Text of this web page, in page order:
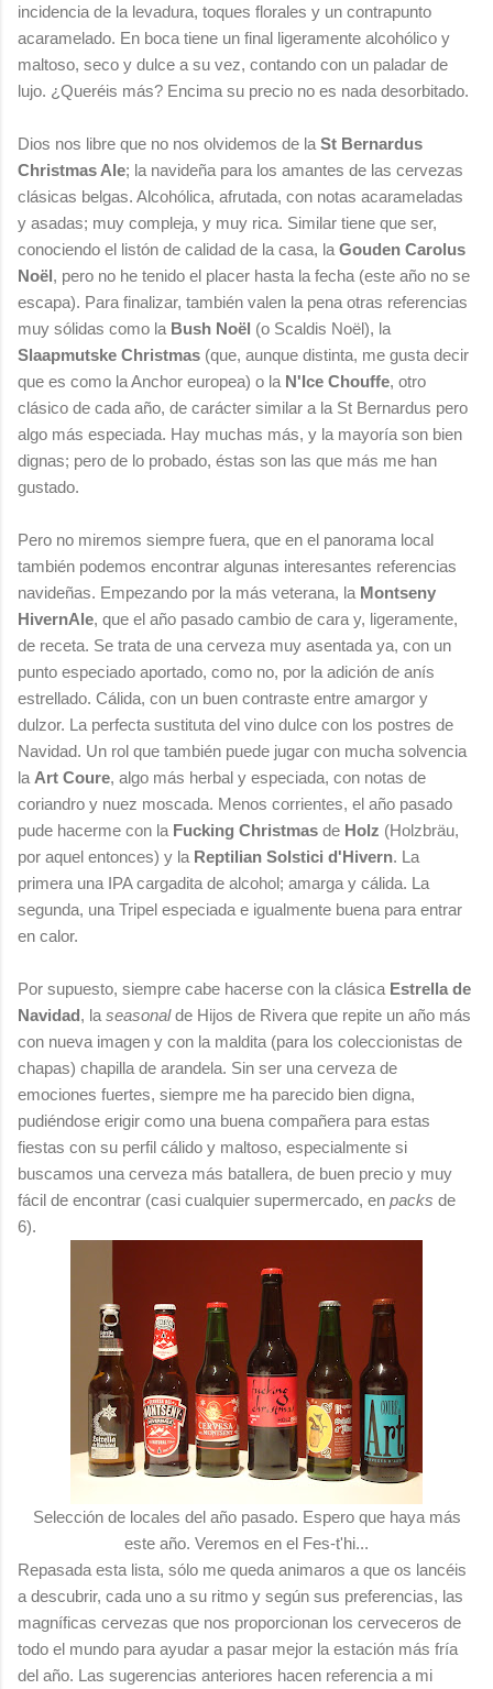
incidencia de la levadura, toques florales y un contrapunto
acaramelado. En boca tiene un final ligeramente alcohólico y
maltoso, seco y dulce a su vez, contando con un paladar de
lujo. ¿Queréis más? Encima su precio no es nada desorbitado.
Dios nos libre que no nos olvidemos de la St Bernardus
Christmas Ale; la navideña para los amantes de las cervezas
clásicas belgas. Alcohólica, afrutada, con notas acarameladas
y asadas; muy compleja, y muy rica. Similar tiene que ser,
conociendo el listón de calidad de la casa, la Gouden Carolus
Noël, pero no he tenido el placer hasta la fecha (este año no se
escapa). Para finalizar, también valen la pena otras referencias
muy sólidas como la Bush Noël (o Scaldis Noël), la
Slaapmutske Christmas (que, aunque distinta, me gusta decir
que es como la Anchor europea) o la N'Ice Chouffe, otro
clásico de cada año, de carácter similar a la St Bernardus pero
algo más especiada. Hay muchas más, y la mayoría son bien
dignas; pero de lo probado, éstas son las que más me han
gustado.
Pero no miremos siempre fuera, que en el panorama local
también podemos encontrar algunas interesantes referencias
navideñas. Empezando por la más veterana, la Montseny
HivernAle, que el año pasado cambio de cara y, ligeramente,
de receta. Se trata de una cerveza muy asentada ya, con un
punto especiado aportado, como no, por la adición de anís
estrellado. Cálida, con un buen contraste entre amargor y
dulzor. La perfecta sustituta del vino dulce con los postres de
Navidad. Un rol que también puede jugar con mucha solvencia
la Art Coure, algo más herbal y especiada, con notas de
coriandro y nuez moscada. Menos corrientes, el año pasado
pude hacerme con la Fucking Christmas de Holz (Holzbräu,
por aquel entonces) y la Reptilian Solstici d'Hivern. La
primera una IPA cargadita de alcohol; amarga y cálida. La
segunda, una Tripel especiada e igualmente buena para entrar
en calor.
Por supuesto, siempre cabe hacerse con la clásica Estrella de
Navidad, la seasonalde Hijos de Rivera que repite un año más
con nueva imagen y con la maldita (para los coleccionistas de
chapas) chapilla de arandela. Sin ser una cerveza de
emociones fuertes, siempre me ha parecido bien digna,
pudiéndose erigir como una buena compañera para estas
fiestas con su perfil cálido y maltoso, especialmente si
buscamos una cerveza más batallera, de buen precio y muy
fácil de encontrar (casi cualquier supermercado, en packs de
6).
Selección de locales del año pasado. Espero que haya más
este año. Veremos en el Fes-t'hi...
Repasada esta lista, sólo me queda animaros a que os lancéis
a descubrir, cada uno a su ritmo y según sus preferencias, las
magníficas cervezas que nos proporcionan los cerveceros de
todo el mundo para ayudar a pasar mejor la estación más fría
del año. Las sugerencias anteriores hacen referencia a mi